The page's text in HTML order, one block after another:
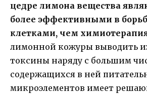
цедре лимона вещества
более эффективными в
клетками, чем
лимонной кожуры выводить
токсины наряду с большим
содержащихся в ней
микроэлементов имеет